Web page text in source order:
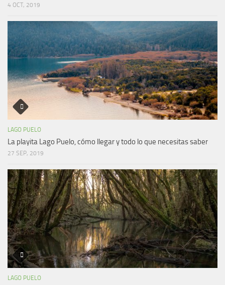
4 OCT, 2019
LAGO PUELO
La playita Lago Puelo, cómo llegar y todo lo que necesitas saber
27 SEP, 2019
LAGO PUELO